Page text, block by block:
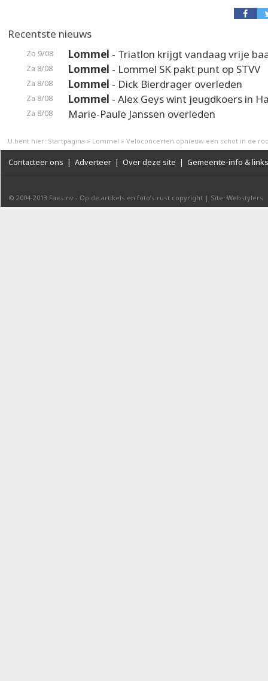
Recentste nieuws
Zo 9/08 Lommel - Triatlon krijgt vandaag vrije
Za 8/08 Lommel - Lommel SK pakt punt op STVV
Za 8/08 Lommel - Dick Bierdrager overleden
Za 8/08 Lommel - Alex Geys wint jeugdkoers in
Za 8/08 Marie-Paule Janssen overleden
U bent hier: Startpagina » Lommel » Veloconcerten opnieuw een schot in de
Contacteer ons | Adverteer | Over deze site | Gemeente-info & links
© 2004-2013 Faes nv - Op de artikels en foto’s rust copyright | Site: Webstylers